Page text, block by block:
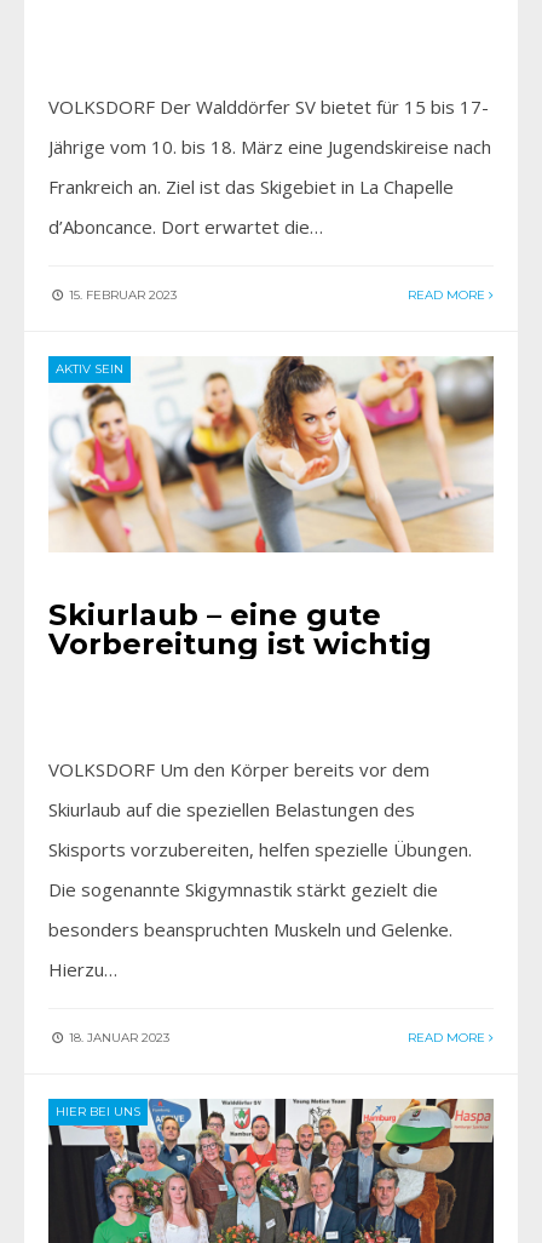
VOLKSDORF Der Walddörfer SV bietet für 15 bis 17-
Jährige vom 10. bis 18. März eine Jugendskireise nach
Frankreich an. Ziel ist das Skigebiet in La Chapelle
d’Aboncance. Dort erwartet die…
15. FEBRUAR 2023 READ MORE
AKTIV SEIN
Skiurlaub – eine gute
Vorbereitung ist wichtig
VOLKSDORF Um den Körper bereits vor dem
Skiurlaub auf die speziellen Belastungen des
Skisports vorzubereiten, helfen spezielle Übungen.
Die sogenannte Skigymnastik stärkt gezielt die
besonders beanspruchten Muskeln und Gelenke.
Hierzu…
18. JANUAR 2023 READ MORE
HIER BEI UNS